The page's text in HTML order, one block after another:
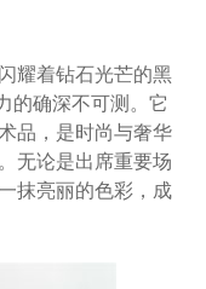
耀着钻石光芒的黑
的确深不可测。它
品，是时尚与奢华
无论是出席重要场
抹亮丽的色彩，成